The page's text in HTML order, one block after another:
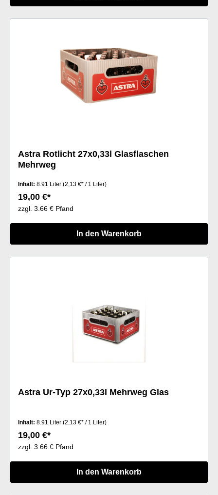
Astra Rotlicht 27x0,33l Glasflaschen
Mehrweg
Inhalt: 8.91 Liter (2,13 €* / 1 Liter)
19,00 €*
zzgl. 3.66 € Pfand
In den Warenkorb
Astra Ur-Typ 27x0,33l Mehrweg Glas
Inhalt: 8.91 Liter (2,13 €* / 1 Liter)
19,00 €*
zzgl. 3.66 € Pfand
In den Warenkorb